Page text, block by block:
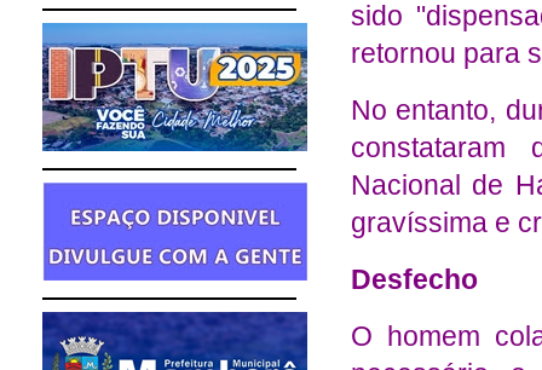
sido
retornou para
No entanto,
Nacional de
gravíssima e
Desfecho
O homem